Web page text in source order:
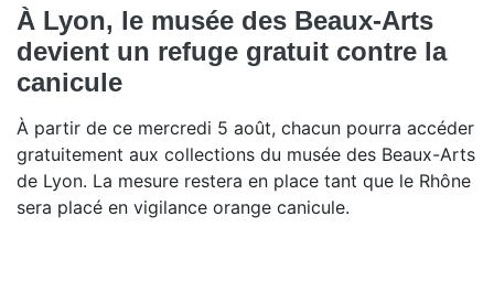
À Lyon, le musée des Beaux-Arts
devient un refuge gratuit contre la
canicule
À partir de ce mercredi 5 août, chacun pourra accéder
gratuitement aux collections du musée des Beaux-Arts
de Lyon. La mesure restera en place tant que le Rhône
sera placé en vigilance orange canicule.